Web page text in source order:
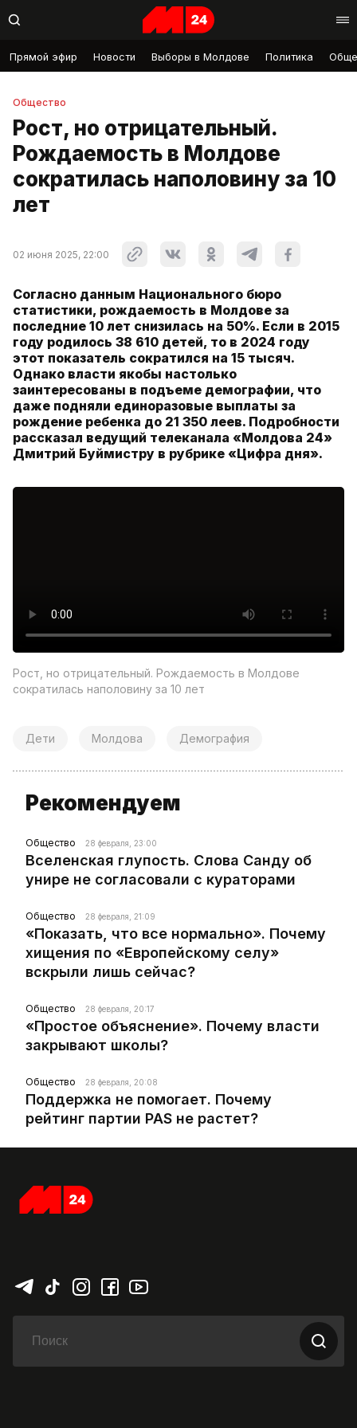
Прямой эфир Новости Выборы в Молдове Политика
Общество
Рост, но отрицательный.
Рождаемость в Молдове
сократилась наполовину за 10
лет
02 июня 2025, 22:00
Согласно данным Национального бюро
статистики, рождаемость в Молдове за
последние 10 лет снизилась на 50%. Если в 2015
году родилось 38 610 детей, то в 2024 году
этот показатель сократился на 15 тысяч.
Однако власти якобы настолько
заинтересованы в подъеме демографии, что
даже подняли единоразовые выплаты за
рождение ребенка до 21 350 леев. Подробности
рассказал ведущий телеканала «Молдова 24»
Дмитрий Буймистру в рубрике «Цифра дня».
Рост, но отрицательный. Рождаемость в Молдове
сократилась наполовину за 10 лет
Дети Молдова Демография
Рекомендуем
Общество 28 февраля, 23:00
Вселенская глупость. Слова Санду об
унире не согласовали с кураторами
Общество 28 февраля, 21:09
«Показать, что все нормально». Почему
хищения по «Европейскому селу»
вскрыли лишь сейчас?
Общество 28 февраля, 20:17
«Простое объяснение». Почему власти
закрывают школы?
Общество 28 февраля, 20:08
Поддержка не помогает. Почему
рейтинг партии PAS не растет?